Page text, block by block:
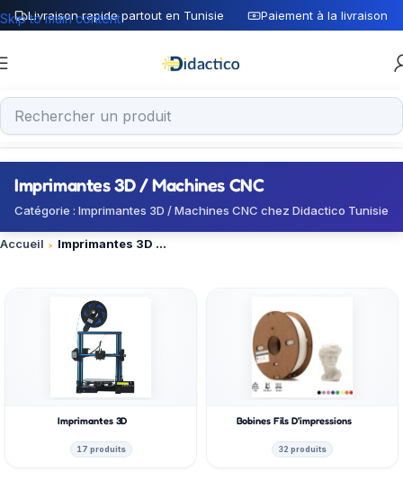
Livraison rapide partout en Tunisie Paiement à la livraison
Skip to main content
Imprimantes 3D / Machines CNC
Catégorie : Imprimantes 3D / Machines CNC chez Didactico Tunisie
Accueil Imprimantes 3D / Machines CNC
Imprimantes 3D
17 produits
Bobines Fils D’impressions
32 produits